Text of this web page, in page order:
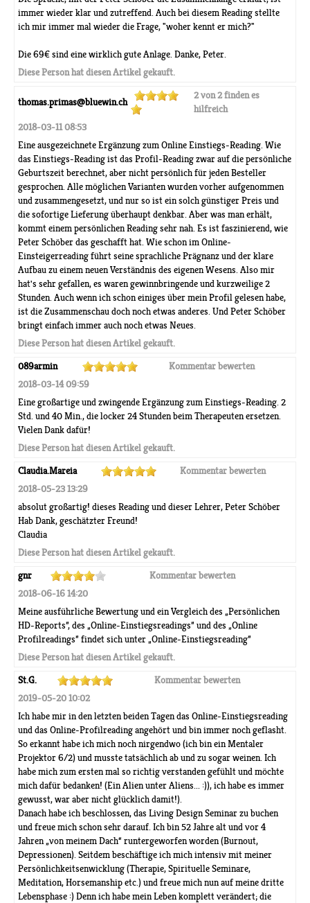
immer wieder klar und zutreffend. Auch bei diesem Reading stellte
ich mir immer mal wieder die Frage, "woher kennt er mich?"
Die 69€ sind eine wirklich gute Anlage. Danke, Peter.
Diese Person hat diesen Artikel gekauft.
thomas.primas@bluewin.ch
2 von 2 finden es
hilfreich
2018-03-11 08:53
Eine ausgezeichnete Ergänzung zum Online Einstiegs-Reading. Wie
das Einstiegs-Reading ist das Profil-Reading zwar auf die persönliche
Geburtszeit berechnet, aber nicht persönlich für jeden Besteller
gesprochen. Alle möglichen Varianten wurden vorher aufgenommen
und zusammengesetzt, und nur so ist ein solch günstiger Preis und
die sofortige Lieferung überhaupt denkbar. Aber was man erhält,
kommt einem persönlichen Reading sehr nah. Es ist faszinierend, wie
Peter Schöber das geschafft hat. Wie schon im Online-
Einsteigerreading führt seine sprachliche Prägnanz und der klare
Aufbau zu einem neuen Verständnis des eigenen Wesens. Also mir
hat's sehr gefallen, es waren gewinnbringende und kurzweilige 2
Stunden. Auch wenn ich schon einiges über mein Profil gelesen habe,
ist die Zusammenschau doch noch etwas anderes. Und Peter Schöber
bringt einfach immer auch noch etwas Neues.
Diese Person hat diesen Artikel gekauft.
089armin
Kommentar bewerten
2018-03-14 09:59
Eine großartige und zwingende Ergänzung zum Einstiegs-Reading. 2
Std. und 40 Min., die locker 24 Stunden beim Therapeuten ersetzen.
Vielen Dank dafür!
Diese Person hat diesen Artikel gekauft.
Claudia.Mareia
Kommentar bewerten
2018-05-23 13:29
absolut großartig! dieses Reading und dieser Lehrer, Peter Schöber
Hab Dank, geschätzter Freund!
Claudia
Diese Person hat diesen Artikel gekauft.
gnr
Kommentar bewerten
2018-06-16 14:20
Meine ausführliche Bewertung und ein Vergleich des „Persönlichen
HD-Reports”, des „Online-Einstiegsreadings” und des „Online
Profilreadings” findet sich unter „Online-Einstiegsreading”
Diese Person hat diesen Artikel gekauft.
St.G.
Kommentar bewerten
2019-05-20 10:02
Ich habe mir in den letzten beiden Tagen das Online-Einstiegsreading
und das Online-Profilreading angehört und bin immer noch geflasht.
So erkannt habe ich mich noch nirgendwo (ich bin ein Mentaler
Projektor 6/2) und musste tatsächlich ab und zu sogar weinen. Ich
habe mich zum ersten mal so richtig verstanden gefühlt und möchte
mich dafür bedanken! (Ein Alien unter Aliens... :)), ich habe es immer
gewusst, war aber nicht glücklich damit!).
Danach habe ich beschlossen, das Living Design Seminar zu buchen
und freue mich schon sehr darauf. Ich bin 52 Jahre alt und vor 4
Jahren „von meinem Dach“ runtergeworfen worden (Burnout,
Depressionen). Seitdem beschäftige ich mich intensiv mit meiner
Persönlichkeitsenwicklung (Therapie, Spirituelle Seminare,
Meditation, Horsemanship etc.) und freue mich nun auf meine dritte
Lebensphase :) Denn ich habe mein Leben komplett verändert; die